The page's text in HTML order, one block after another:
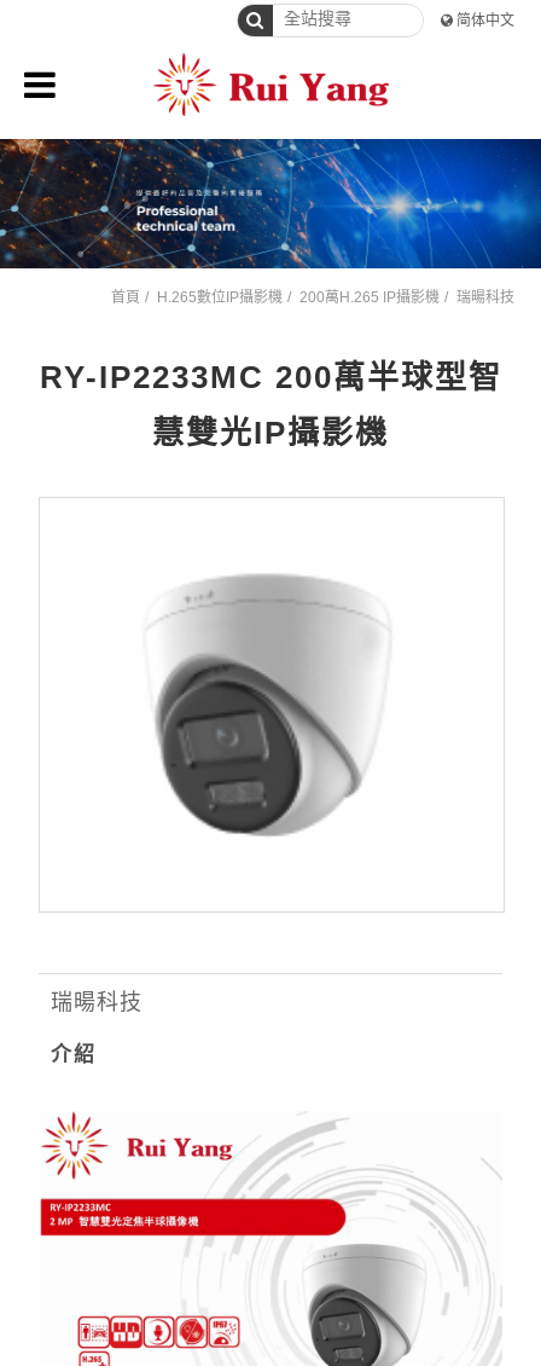
简体中文
首頁 H.265數位IP攝影機 200萬H.265 IP攝影機 瑞暘科技
RY-IP2233MC 200萬半球型智
慧雙光IP攝影機
瑞暘科技
介紹